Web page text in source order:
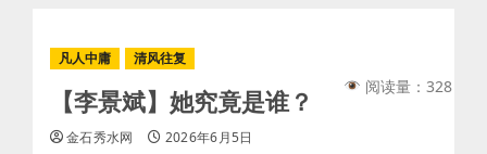
凡人中庸 清风往复
【李景斌】她究竟是谁？
金石秀水网 2026年6月5日
阅读量：328